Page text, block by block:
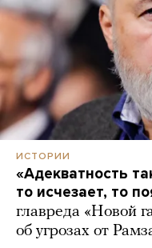
ИСТОРИИ
«Адекватность
то исчезает, то
главреда «Новой
об угрозах от